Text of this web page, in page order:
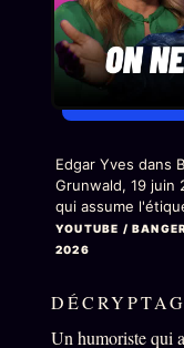
Oracle
Oracle
Oracle
Oracle Sigil
Oracle
Oracle
Oracle
Edgar Yves dans
Grunwald, 19 juin
qui assume
YOUTUBE /
2026
Un humoriste qui